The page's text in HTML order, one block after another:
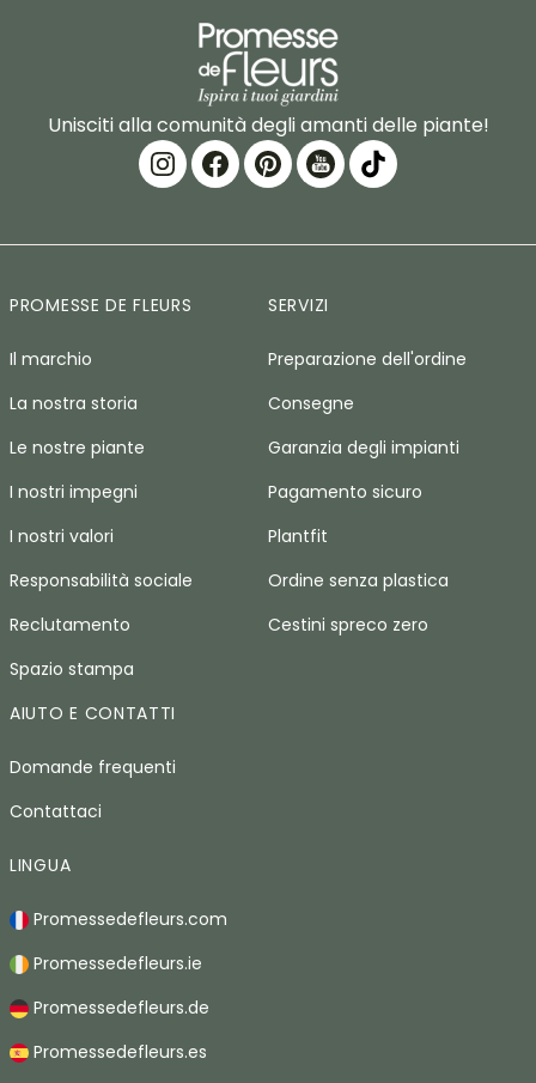
Unisciti alla comunità degli amanti delle piante!
PROMESSE DE FLEURS
Il marchio
La nostra storia
Le nostre piante
I nostri impegni
I nostri valori
Responsabilità sociale
Reclutamento
Spazio stampa
SERVIZI
Preparazione dell'ordine
Consegne
Garanzia degli impianti
Pagamento sicuro
Plantfit
Ordine senza plastica
Cestini spreco zero
AIUTO E CONTATTI
Domande frequenti
Contattaci
LINGUA
Promessedefleurs.com
Promessedefleurs.ie
Promessedefleurs.de
Promessedefleurs.es